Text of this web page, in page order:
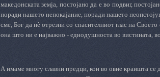
македонската земја, постојано да е во подвиг,
поради нашето непокајание, поради нашето
сме, Бог да нè отрезни со спасителниот глас на
она што ни е најважно - еднодушноста во вистината,
А имаме многу славни предци, кои во овие краишта се